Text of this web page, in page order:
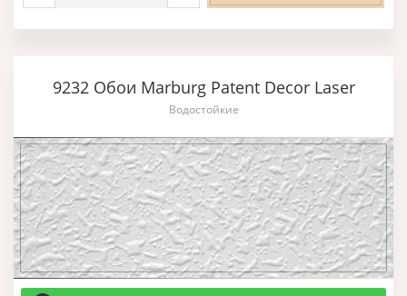
9232 Обои Marburg Patent Decor Laser
Водостойкие